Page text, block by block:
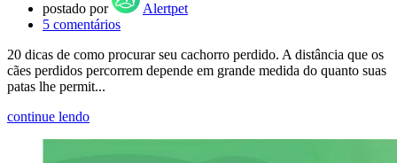
postado por
Alertpet
5 comentários
20 dicas de como procurar seu cachorro perdido. A distância que os
cães perdidos percorrem depende em grande medida do quanto suas
patas lhe permit...
continue lendo